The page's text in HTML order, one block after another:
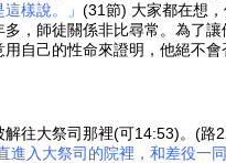
這樣說。」(31節) 大家都在想
，師徒關係非比尋常。為了
自己的性命來證明，他絕不會
往大祭司那裡(可14:53)。(路
進入大祭司的院裡，和差役一